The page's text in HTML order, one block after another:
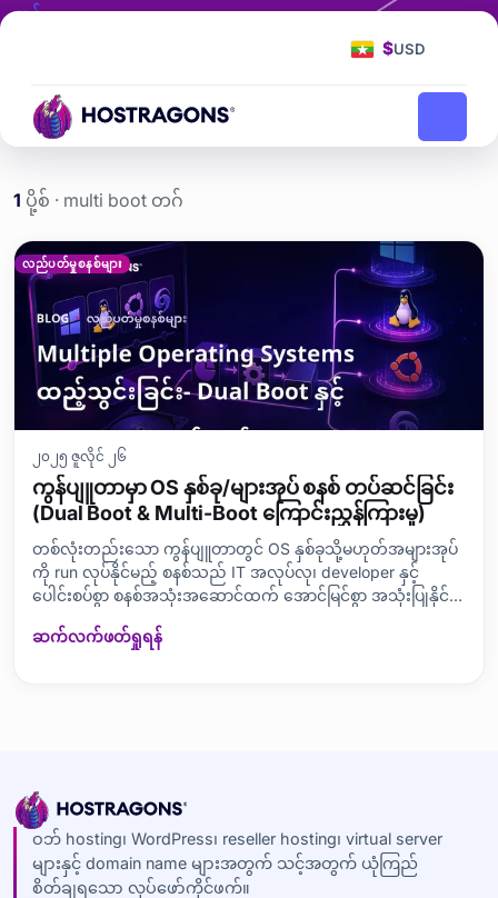
$USD
တဂ်
ပင်မစာမျက်နှာ ဘလော့ဂ် multi boot
1 ပို့စ် · multi boot တဂ်
multi boot etiketi yazıları
လည်ပတ်မှုစနစ်များ
၂၀၂၅ ဇူလိုင် ၂၆
ကွန်ပျူတာမှာ OS နှစ်ခု/များအုပ် စနစ် တပ်ဆင်ခြင်း
(Dual Boot & Multi-Boot ကြောင်းညွှန်ကြားမှု)
တစ်လုံးတည်းသော ကွန်ပျူတာတွင် OS နှစ်ခုသို့မဟုတ်အများအုပ်
ကို run လုပ်နိုင်မည့် စနစ်သည် IT အလုပ်လု၊ developer နှင့်
ပေါင်းစပ်စွာ စနစ်အသုံးအဆောင်ထက် အောင်မြင်စွာ အသုံးပြုနိုင်ဖို့
multi-boot ဆိုတဲ့ အသစ်အဆန်းများ OS တပ်ဆင်ခြင်းနည်းလမ်း
ဆက်လက်ဖတ်ရှုရန်
ဝဘ် hosting၊ WordPress၊ reseller hosting၊ virtual server
များနှင့် domain name များအတွက် သင့်အတွက် ယုံကြည်
စိတ်ချရသော လုပ်ဖော်ကိုင်ဖက်။